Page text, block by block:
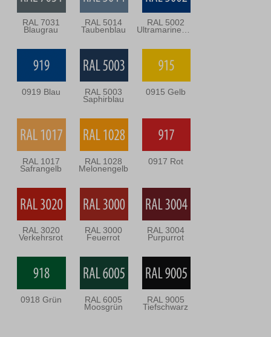
RAL 7031
Blaugrau
RAL 5014
Taubenblau
RAL 5002
Ultramarineblau
0919 Blau RAL 5003
Saphirblau
0915 Gelb
RAL 1017
Safrangelb
RAL 1028
Melonengelb
0917 Rot
RAL 3020
Verkehrsrot
RAL 3000
Feuerrot
RAL 3004
Purpurrot
0918 Grün RAL 6005
Moosgrün
RAL 9005
Tiefschwarz